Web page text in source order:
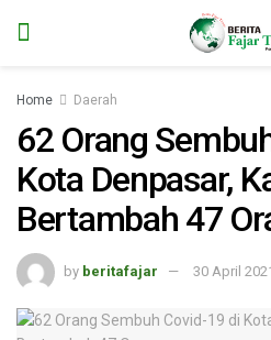
Home Daerah
62 Orang
Kota Denpasar,
Bertambah 47
by beritafajar 30 April